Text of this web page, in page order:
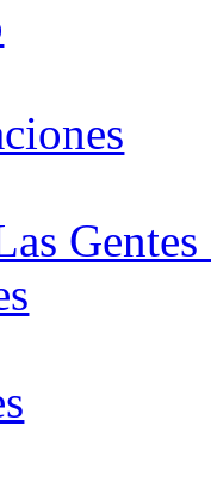
Gentes